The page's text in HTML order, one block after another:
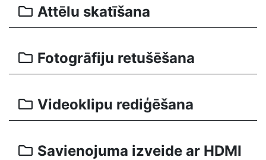
Attēlu skatīšana
Fotogrāfiju retušēšana
Videoklipu rediģēšana
Savienojuma izveide ar HDMI